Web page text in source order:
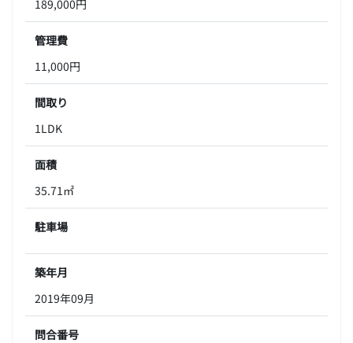
管理費
11,000円
間取り
1LDK
面積
35.71㎡
駐車場
築年月
2019年09月
問合番号